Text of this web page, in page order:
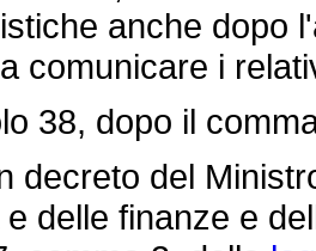
anche dopo
comunicare i
38, dopo il
del
delle finanze e